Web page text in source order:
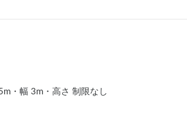
m ・幅 3m ・高さ 制限なし